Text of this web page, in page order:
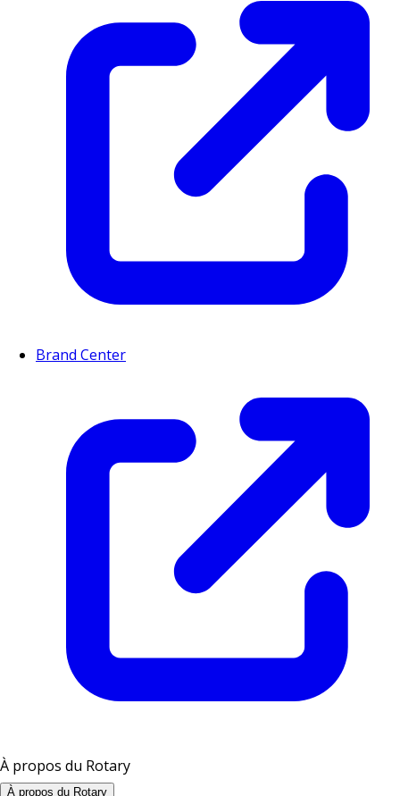
Brand Center
À propos du Rotary
À propos du Rotary